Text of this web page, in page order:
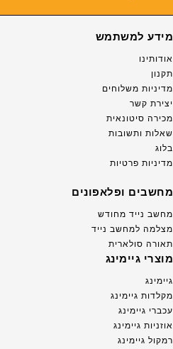
מידע למשתמש
אודותינו
תקנון
מדיניות משלוחים
יצירת קשר
מכירה סיטונאית
שאלות ותשובות
בלוג
מדיניות פרטיות
מחשבים ופלאפונים
מחשב נייד מחודש
מצלמה למחשב נייד
תאורה סולארית
מוצרי גיימינג
גיימינג
מקלדות גיימינג
עכברי גיימינג
אוזניות גיימינג
רמקול גיימינג